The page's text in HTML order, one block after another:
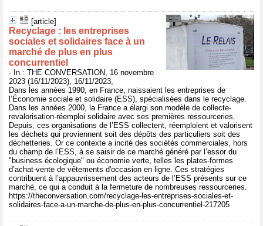
[article]
Recyclage : les entreprises
sociales et solidaires face à un
marché de plus en plus
concurrentiel
- In : THE CONVERSATION, 16 novembre
2023 (16/11/2023), 16/11/2023,
Dans les années 1990, en France, naissaient les entreprises de
l’Économie sociale et solidaire (ESS), spécialisées dans le recyclage.
Dans les années 2000, la France a élargi son modèle de collecte-
revalorisation-réemploi solidaire avec ses premières ressourceries.
Depuis, ces organisations de l’ESS collectent, réemploient et valorisent
les déchets qui proviennent soit des dépôts des particuliers soit des
déchetteries. Or ce contexte a incité des sociétés commerciales, hors
du champ de l’ESS, à se saisir de ce marché généré par l’essor du
"business écologique" ou économie verte, telles les plates-formes
d’achat-vente de vêtements d'occasion en ligne. Ces stratégies
contribuent à l’appauvrissement des acteurs de l’ESS présents sur ce
marché, ce qui a conduit à la fermeture de nombreuses ressourceries.
https://theconversation.com/recyclage-les-entreprises-sociales-et-
solidaires-face-a-un-marche-de-plus-en-plus-concurrentiel-217205